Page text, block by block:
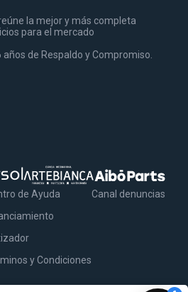
la mejor y más completa
para el mercado
de Respaldo y Compromiso.
de Ayuda
y Condiciones
Canal denuncias